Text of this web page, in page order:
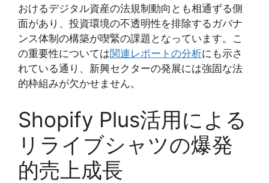
おけるデジタル資産の法規制動向とも相通ずる側
面があり、投資環境の不透明性を排除するガバナ
ンス体制の構築が喫緊の課題となっています。こ
の重要性については関連レポートの分析にも示さ
れている通り、新興セクターの発展には強固な法
的枠組みが欠かせません。
Shopify Plus活用による
リライブシャツの爆発
的売上成長